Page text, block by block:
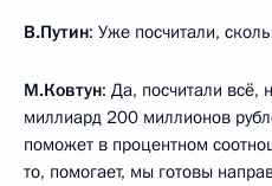
В.Путин: Уже посчитали,
М.Ковтун: Да, посчитали всё,
миллиард 200 миллионов
поможет в процентном
то, помогает, мы готовы